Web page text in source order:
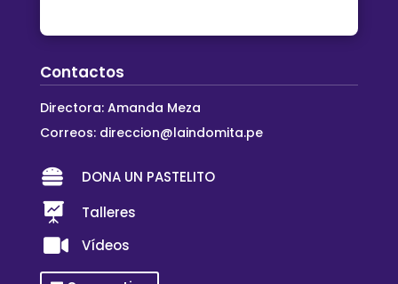
Contactos
Directora: Amanda Meza
Correos: direccion@laindomita.pe
 DONA UN PASTELITO
 Talleres
 Vídeos